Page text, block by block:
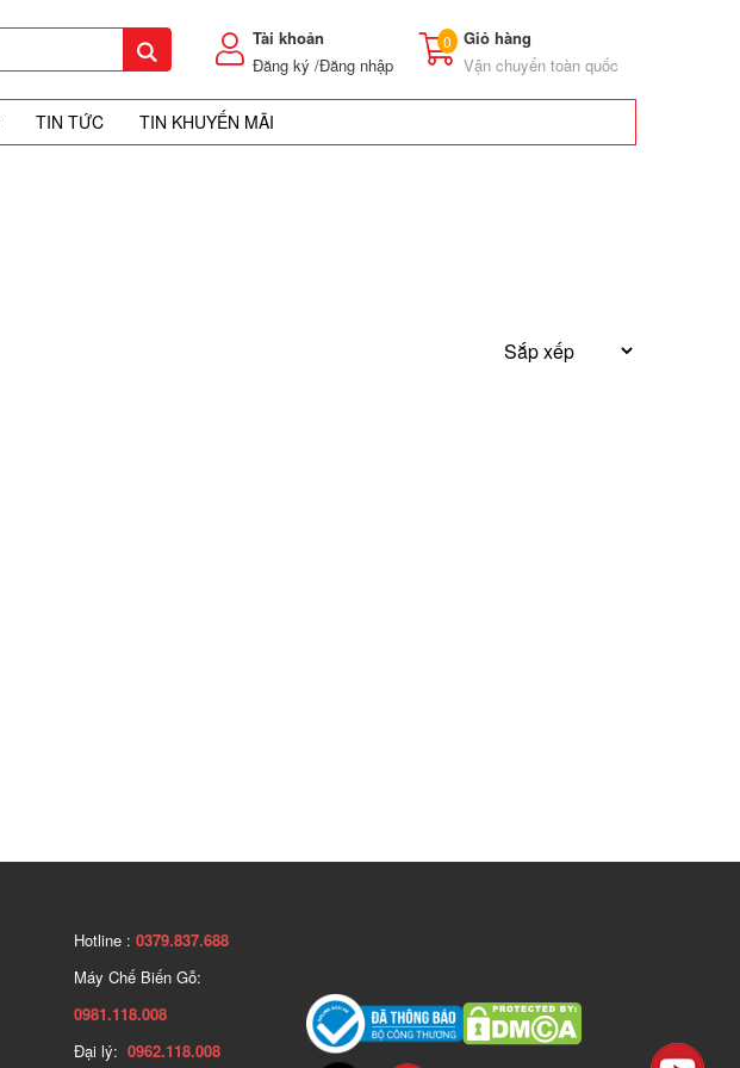
Tài khoản
Đăng ký /Đăng nhập
0
Giỏ hàng
Vận chuyển toàn quốc
TIN TỨC TIN KHUYẾN MÃI
Hotline : 0379.837.688
Máy Chế Biến Gỗ:
0981.118.008
Đại lý: 0962.118.008